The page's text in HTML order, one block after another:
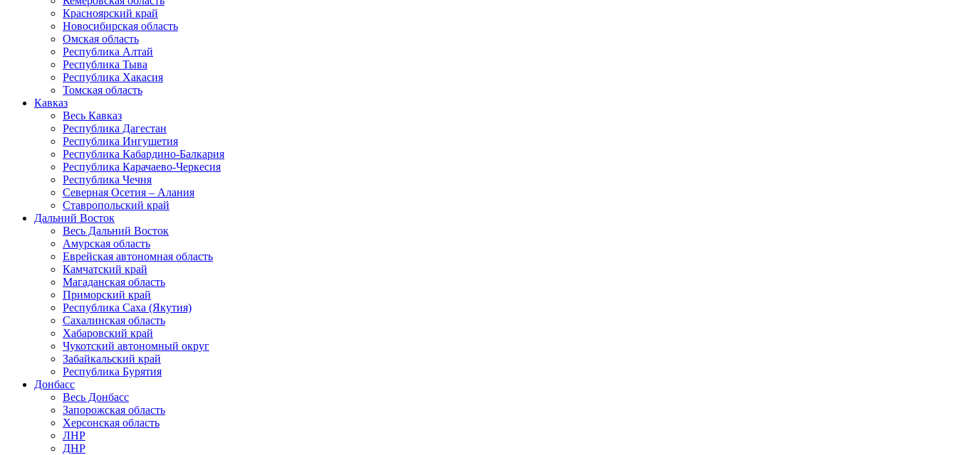
Красноярский край
Новосибирская область
Омская область
Республика Алтай
Республика Тыва
Республика Хакасия
Томская область
Кавказ
Весь Кавказ
Республика Дагестан
Республика Ингушетия
Республика Кабардино-Балкария
Республика Карачаево-Черкесия
Республика Чечня
Северная Осетия – Алания
Ставропольский край
Дальний Восток
Весь Дальний Восток
Амурская область
Еврейская автономная область
Камчатский край
Магаданская область
Приморский край
Республика Саха (Якутия)
Сахалинская область
Хабаровский край
Чукотский автономный округ
Забайкальский край
Республика Бурятия
Донбасс
Весь Донбасс
Запорожская область
Херсонская область
ЛНР
ДНР